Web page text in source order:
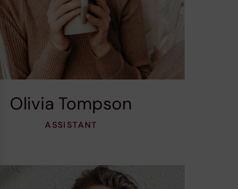
Olivia Tompson
ASSISTANT